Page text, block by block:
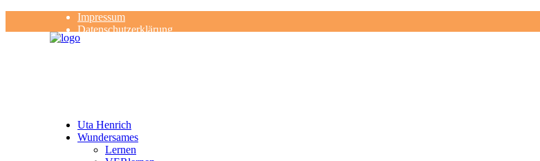
Impressum
Datenschutzerklärung
Kontakt
Uta Henrich
Wundersames
Lernen